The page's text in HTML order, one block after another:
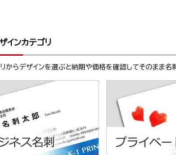
インカテゴリ
からデザインを選ぶと納期や価格を確認してそのまま名